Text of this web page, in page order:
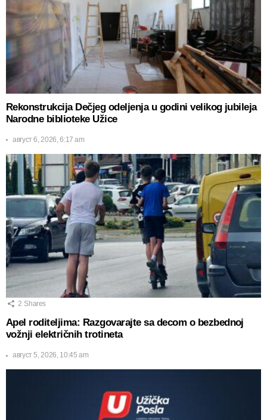
Rekonstrukcija Dečjeg odeljenja u godini velikog jubileja
Narodne biblioteke Užice
август 6, 2026, 6:17 am
2 Shares
Apel roditeljima: Razgovarajte sa decom o bezbednoj
vožnji električnih trotineta
август 5, 2026, 10:45 am